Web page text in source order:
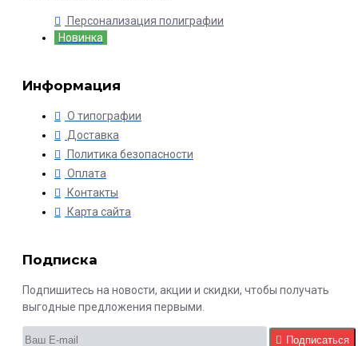
Персонализация полиграфии
Новинка
Информация
О типографии
Доставка
Политика безопасности
Оплата
Контакты
Карта сайта
Подписка
Подпишитесь на новости, акции и скидки, чтобы получать
выгодные предложения первыми.
Подписаться